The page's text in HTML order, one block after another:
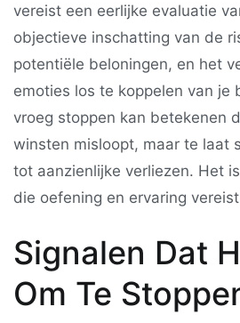
vereist een eerlijke evaluatie
objectieve inschatting van de
potentiële beloningen, en het
emoties los te koppelen van je
vroeg stoppen kan betekenen
winsten misloopt, maar te laat
tot aanzienlijke verliezen. Het
die oefening en ervaring
Signalen Dat
Om Te